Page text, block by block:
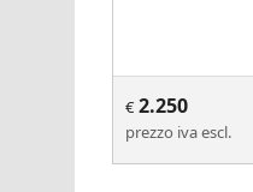
€2.250
prezzo iva escl.